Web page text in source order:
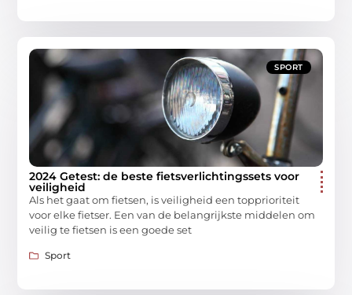
SPORT
2024 Getest: de beste fietsverlichtingssets voor
veiligheid
Als het gaat om fietsen, is veiligheid een topprioriteit
voor elke fietser. Een van de belangrijkste middelen om
veilig te fietsen is een goede set
Sport